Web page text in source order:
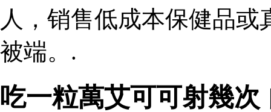
人，销售低成本保健品
被端。.
吃一粒萬艾可可射幾